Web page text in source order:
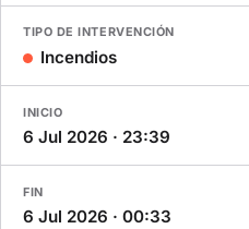
TIPO DE INTERVENCIÓN
Incendios
INICIO
6 Jul 2026 · 23:39
FIN
6 Jul 2026 · 00:33